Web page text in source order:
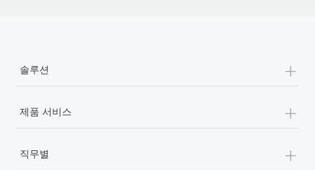
솔루션 +
제품 서비스 +
직무별 +